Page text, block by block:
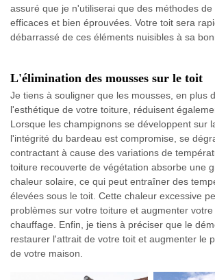
assuré que je n'utiliserai que des méthodes de
efficaces et bien éprouvées. Votre toit sera
débarrassé de ces éléments nuisibles à sa
L'élimination des mousses sur le toit
Je tiens à souligner que les mousses, en plus
l'esthétique de votre toiture, réduisent
Lorsque les champignons se développent sur
l'intégrité du bardeau est compromise, se
contractant à cause des variations de
toiture recouverte de végétation absorbe une
chaleur solaire, ce qui peut entraîner des
élevées sous le toit. Cette chaleur excessive
problèmes sur votre toiture et augmenter
chauffage. Enfin, je tiens à préciser que le
restaurer l'attrait de votre toit et augmenter le
de votre maison.